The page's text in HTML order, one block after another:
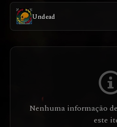
Undead
Nenhuma informação
este